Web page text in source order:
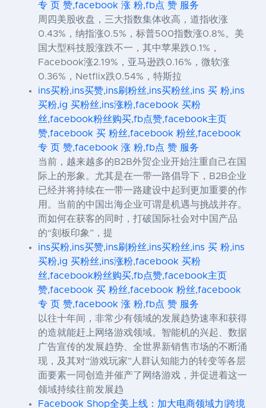
专 页 赞,facebook 涨 粉,fb点 赞 服务
周四美股收盘，三大指数集体收高，道指收涨
0.43%，纳指涨0.5%，标普500指数涨0.8%。美
国大型科技股涨跌不一，其中苹果跌0.1%，
Facebook涨2.19%，亚马逊跌0.16%，微软涨
0.36%，Netflix跌0.54%，特斯拉
ins买粉,ins买赞,ins刷粉丝,ins买粉丝,ins 买 粉,ins
买粉,ig 买粉丝,ins涨粉,facebook 买粉
丝,facebook粉丝购买,fb点赞,facebook主页
赞,facebook 买 粉丝,facebook 粉丝,facebook
专 页 赞,facebook 涨 粉,fb点 赞 服务
当前，越来越多的B2B外贸企业开始注重自己在国
际上的形象。尤其是在一带一路倡导下，B2B企业
已经并将持续在一带一路建设中起到更加重要的作
用。当前的中国出海企业可谓是机遇与挑战并存。
而如何在获客的同时，打破国际社会对中国产品
的“刻板印象”，提
ins买粉,ins买赞,ins刷粉丝,ins买粉丝,ins 买 粉,ins
买粉,ig 买粉丝,ins涨粉,facebook 买粉
丝,facebook粉丝购买,fb点赞,facebook主页
赞,facebook 买 粉丝,facebook 粉丝,facebook
专 页 赞,facebook 涨 粉,fb点 赞 服务
以往十年间，非常少有领域的发展趋势速率和获得
的造就能赶上网络游戏领域。智能机的兴起、数据
广告宣传的发展趋势、全世界新销售市场的不断涌
现，及其对“游戏玩家”人群认知能力的转变等各层
面要素一同创造并催产了网络游戏，并促进着这一
领域持续往前发展趋
Facebook Shop全美上线：加大电商领域力|跨境